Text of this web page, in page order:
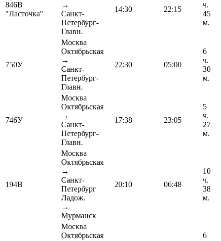
846В
"Ласточка"
→
Санкт-
Петербург-
Главн.
14:30 22:15
ч.
45
м.
750У
Москва
Октябрьская
→
Санкт-
Петербург-
Главн.
22:30 05:00
6
ч.
30
м.
746У
Москва
Октябрьская
→
Санкт-
Петербург-
Главн.
17:38 23:05
5
ч.
27
м.
194В
Москва
Октябрьская
→
Санкт-
Петербург
Ладож.
→
Мурманск
20:10 06:48
10
ч.
38
м.
Москва
Октябрьская
6